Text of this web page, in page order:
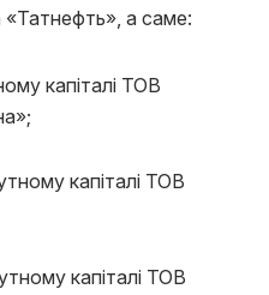
«Татнефть», а саме:
капіталі ТОВ
капіталі ТОВ
капіталі ТОВ